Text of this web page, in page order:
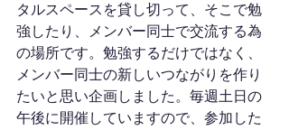
タルスペースを貸し切って、そこで勉
強したり、メンバー同士で交流する為
の場所です。勉強するだけではなく、
メンバー同士の新しいつながりを作り
たいと思い企画しました。毎週土日の
午後に開催していますので、参加した